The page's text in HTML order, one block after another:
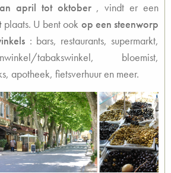
april tot oktober, vindt er een
plaats. U bent ook op een steenworp
: bars, restaurants, supermarkt,
tabakswinkel, bloemist,
apotheek, fietsverhuur en meer.